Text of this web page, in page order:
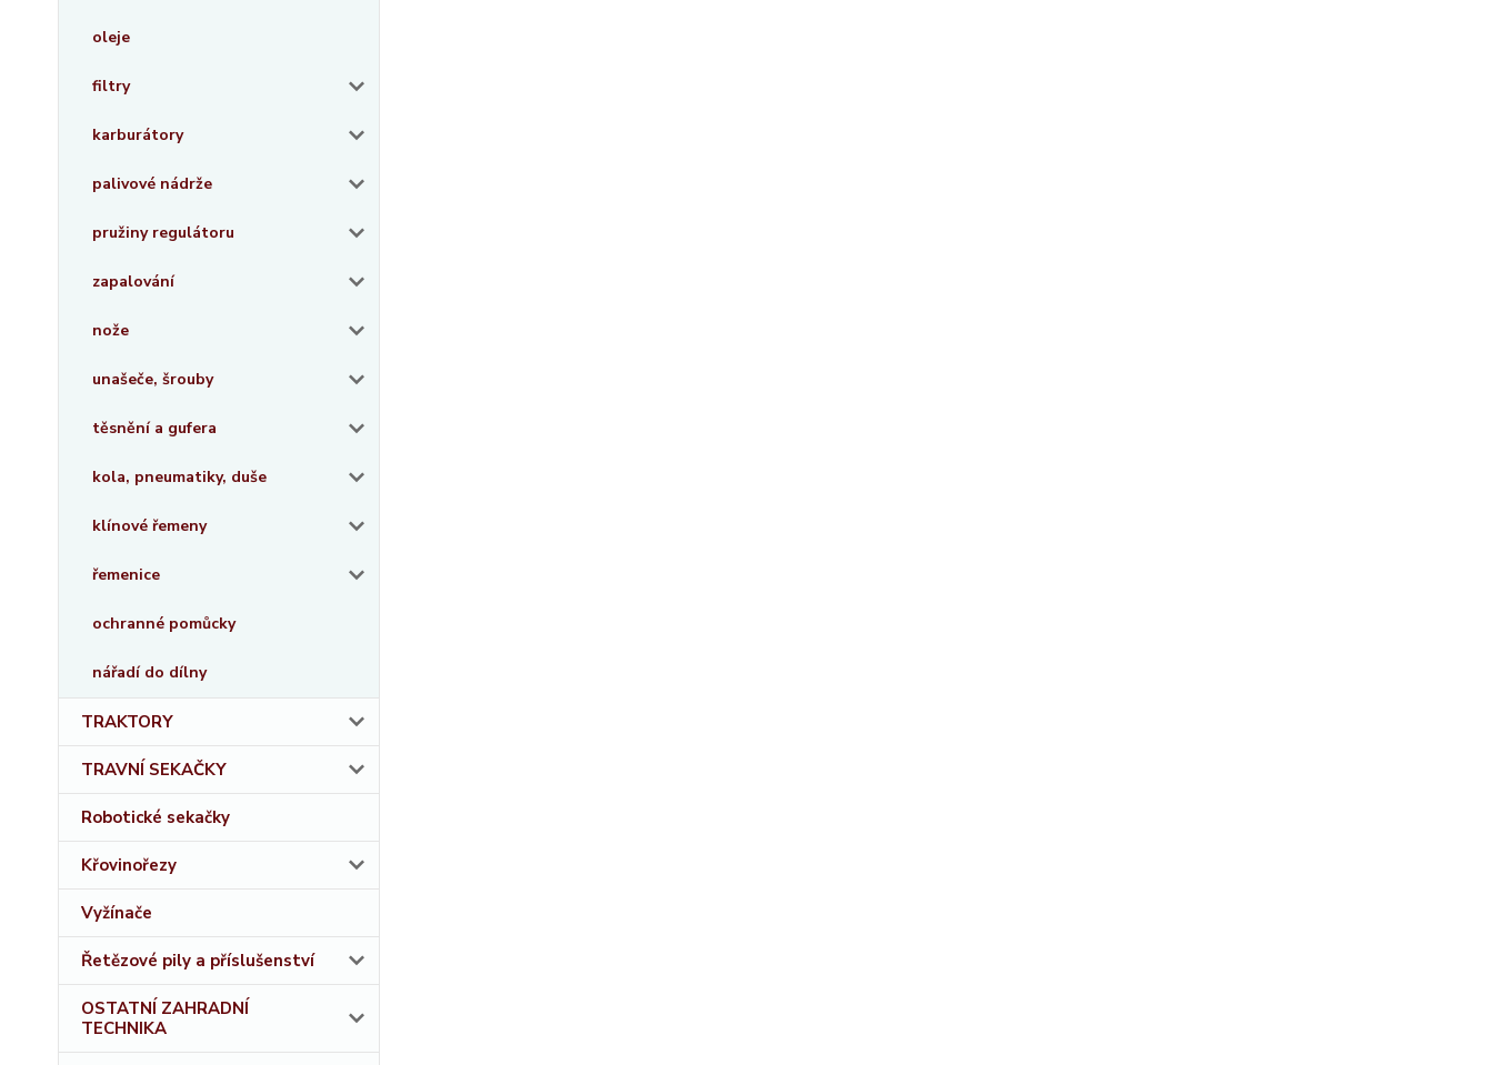
oleje
filtry
karburátory
palivové nádrže
pružiny regulátoru
zapalování
nože
unašeče, šrouby
těsnění a gufera
kola, pneumatiky, duše
klínové řemeny
řemenice
ochranné pomůcky
nářadí do dílny
TRAKTORY
TRAVNÍ SEKAČKY
Robotické sekačky
Křovinořezy
Vyžínače
Řetězové pily a příslušenství
OSTATNÍ ZAHRADNÍ
TECHNIKA